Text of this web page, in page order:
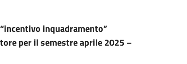
inquadramento”
per ilsemestre aprile 2025 –